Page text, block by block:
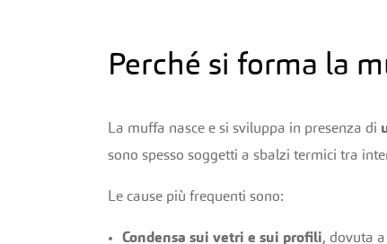
Perché si forma la
La muffa nasce e si sviluppa in presenza di
sono spesso soggetti a sbalzi termici tra
Le cause più frequenti sono:
Condensa sui vetri e sui profili, dovuta